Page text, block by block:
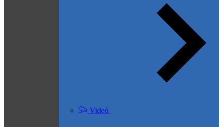
Videó